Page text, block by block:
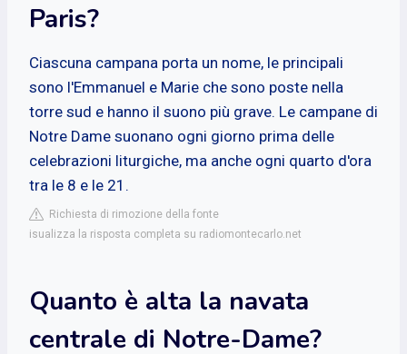
Paris?
Ciascuna campana porta un nome, le principali
sono l'Emmanuel e Marie che sono poste nella
torre sud e hanno il suono più grave. Le campane di
Notre Dame suonano ogni giorno prima delle
celebrazioni liturgiche, ma anche ogni quarto d'ora
tra le 8 e le 21.
Richiesta di rimozione della fonte
isualizza la risposta completa su radiomontecarlo.net
Quanto è alta la navata
centrale di Notre-Dame?